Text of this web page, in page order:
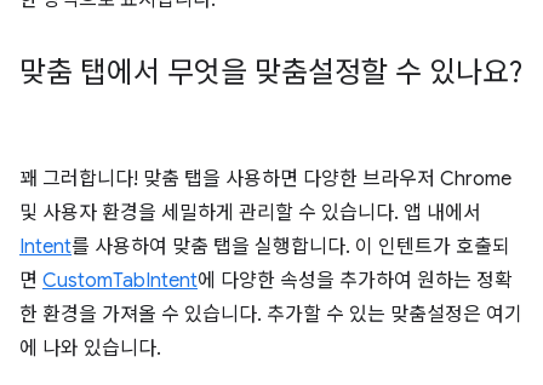
맞춤 탭에서 무엇을 맞춤설정할 수 있나요?
꽤 그러합니다! 맞춤 탭을 사용하면 다양한 브라우저 Chrome
및 사용자 환경을 세밀하게 관리할 수 있습니다. 앱 내에서
Intent를 사용하여 맞춤 탭을 실행합니다. 이 인텐트가 호출되
면 CustomTabIntent에 다양한 속성을 추가하여 원하는 정확
한 환경을 가져올 수 있습니다. 추가할 수 있는 맞춤설정은 여기
에 나와 있습니다.